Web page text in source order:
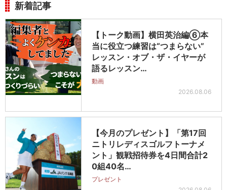
新着記事
【トーク動画】横田英治編⑥本
当に役立つ練習は“つまらない”
レッスン・オブ・ザ・イヤーが
語るレッスン…
動画
2026.08.06
【今月のプレゼント】「第17回
ニトリレディスゴルフトーナメ
ント」観戦招待券を4日間合計2
0組40名…
プレゼント